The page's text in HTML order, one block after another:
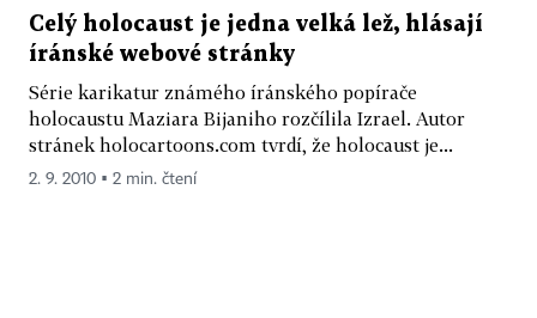
Celý holocaust je jedna velká lež, hlásají
íránské webové stránky
Série karikatur známého íránského popírače
holocaustu Maziara Bijaniho rozčílila Izrael. Autor
stránek holocartoons.com tvrdí, že holocaust je...
2. 9. 2010 ▪ 2 min. čtení